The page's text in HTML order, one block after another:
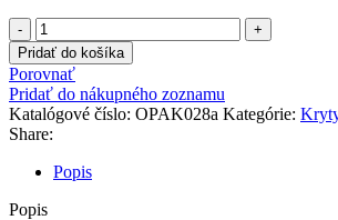
množstvo
Hliníkový
kryt
podvozku
Toyota
Land
J100,
Lexus
LX
Pridať do košíka
Porovnať
Pridať do nákupného zoznamu
Katalógové číslo: OPAK028a Kategórie:
Share:
Popis
Popis